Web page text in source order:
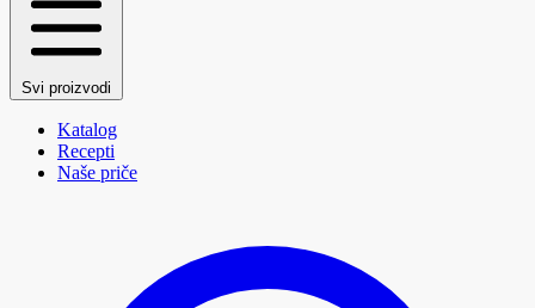
Svi proizvodi
Katalog
Recepti
Naše priče